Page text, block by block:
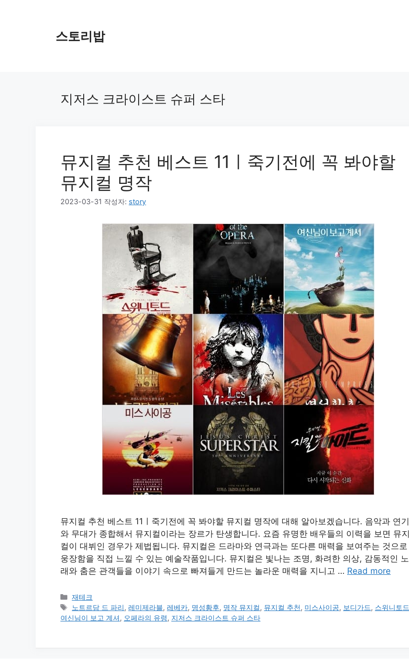
스토리밥
지저스 크라이스트 슈퍼 스타
뮤지컬 추천 베스트 11ㅣ죽기전에 꼭 봐야할
뮤지컬 명작
2023-03-31 작성자: story
뮤지컬 추천 베스트 11ㅣ죽기전에 꼭 봐야할 뮤지컬 명작에 대해 알아보겠습니다. 음악과 연기
와 무대가 종합해서 뮤지컬이라는 장르가 탄생합니다. 요즘 유명한 배우들의 이력을 보면 뮤지
컬이 대뷔인 경우가 제법됩니다. 뮤지컬은 드라마와 연극과는 또다른 매력을 보여주는 것으로
웅장함을 직접 느낄 수 있는 예술작품입니다. 뮤지컬은 빛나는 조명, 화려한 의상, 감동적인 노
래와 춤은 관객들을 이야기 속으로 빠져들게 만드는 놀라운 매력을 지니고 … Read more
카
테
고
재테크
태
그
노트르담 드 파리,레미제라블,레베카, 명성황후, 명작 뮤지컬, 뮤지컬 추천, 미스사이공, 보디가드, 스위니토드
여신님이 보고 계셔, 오페라의 유령, 지저스 크라이스트 슈퍼 스타